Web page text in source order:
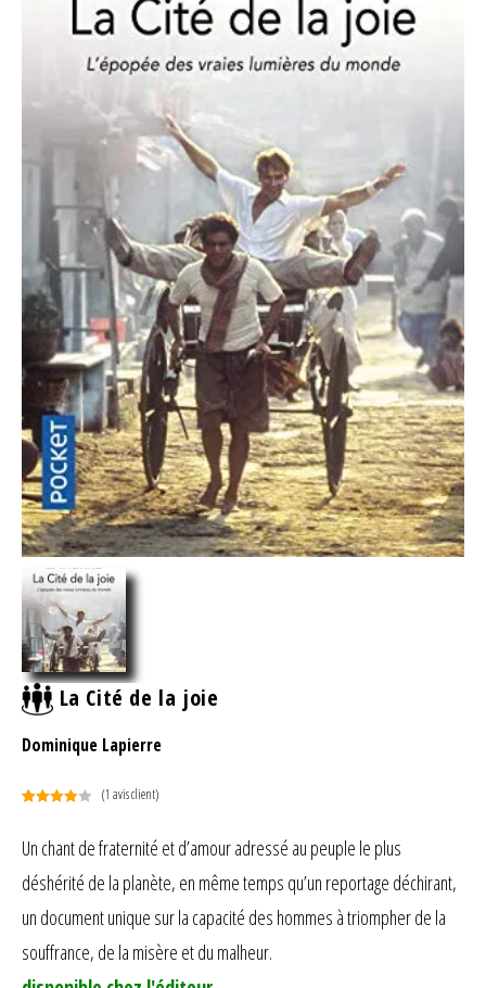
La Cité de la joie
Dominique Lapierre
basé
sur
client
(1 avis client)
Un chant de fraternité et d’amour adressé au peuple le plus
déshérité de la planète, en même temps qu’un reportage déchirant,
un document unique sur la capacité des hommes à triompher de la
souffrance, de la misère et du malheur.